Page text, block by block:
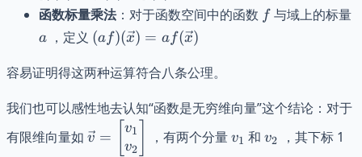
函数标量乘法：对于函数空间中的函数 ff 与域上的标量
a ，定义 (af)
=
(af)(x) = af(x)
容易证明得这两种运算符合八条公理。
我们也可以感性地去认知“函数是无穷维向量”这个结论：对于
有限维向量如
\vec{v} =
v = v1
v2
，有两个分量
v_{1}
v1 和
v_{2}
v2
，其下标 1